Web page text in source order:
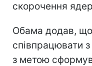
скорочення
Обама додав, що
співпрацювати
з метою